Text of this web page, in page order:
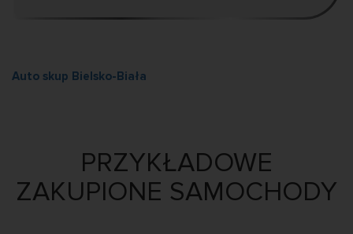
Auto skup Bielsko-Biała
PRZYKŁADOWE
ZAKUPIONE SAMOCHODY